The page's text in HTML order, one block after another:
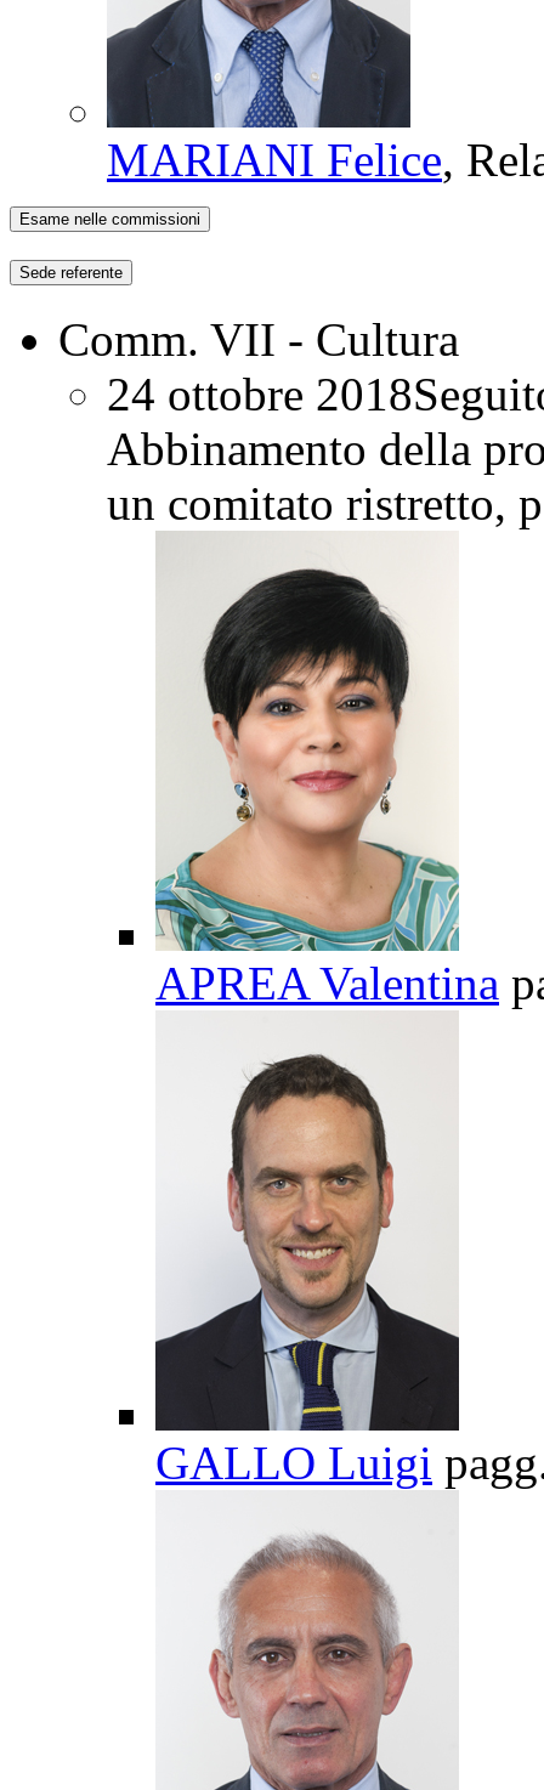
MARIANI Felice,
Esame nelle commissioni
Sede referente
Comm. VII - Cultura
24 ottobre 2018
Abbinamento della
un comitato ristretto,
APREA Valentina
GALLO Luigi